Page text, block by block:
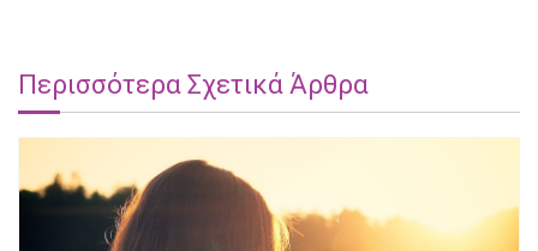
Περισσότερα Σχετικά Άρθρα